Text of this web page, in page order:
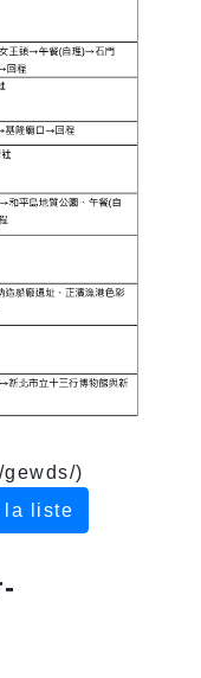
)
la liste